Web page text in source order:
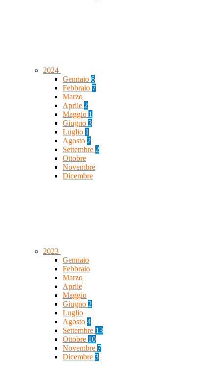
2024
Gennaio 6
Febbraio 7
Marzo
Aprile 2
Maggio 1
Giugno 3
Luglio 1
Agosto 2
Settembre 2
Ottobre
Novembre
Dicembre
2023
Gennaio
Febbraio
Marzo
Aprile
Maggio
Giugno 2
Luglio
Agosto 4
Settembre 13
Ottobre 10
Novembre 7
Dicembre 3